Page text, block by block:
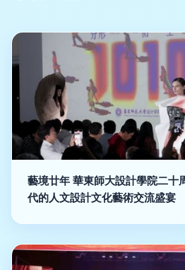
藝境廿年 華東師大設計學院二
代的人文設計文化藝術交流盛宴